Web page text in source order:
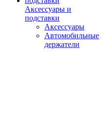
Аксессуары и
подставки
Аксессуары
Автомобильные
держатели